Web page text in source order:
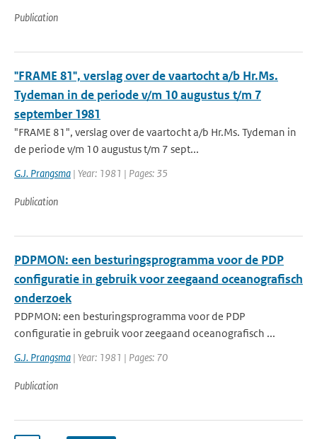
Publication
"FRAME 81", verslag over de vaartocht a/b Hr.Ms.
Tydeman in de periode v/m 10 augustus t/m 7
september 1981
"FRAME 81", verslag over de vaartocht a/b Hr.Ms. Tydeman in
de periode v/m 10 augustus t/m 7 sept...
G.J. Prangsma | Year: 1981 | Pages: 35
Publication
PDPMON: een besturingsprogramma voor de PDP
configuratie in gebruik voor zeegaand oceanografisch
onderzoek
PDPMON: een besturingsprogramma voor de PDP
configuratie in gebruik voor zeegaand oceanografisch ...
G.J. Prangsma | Year: 1981 | Pages: 70
Publication